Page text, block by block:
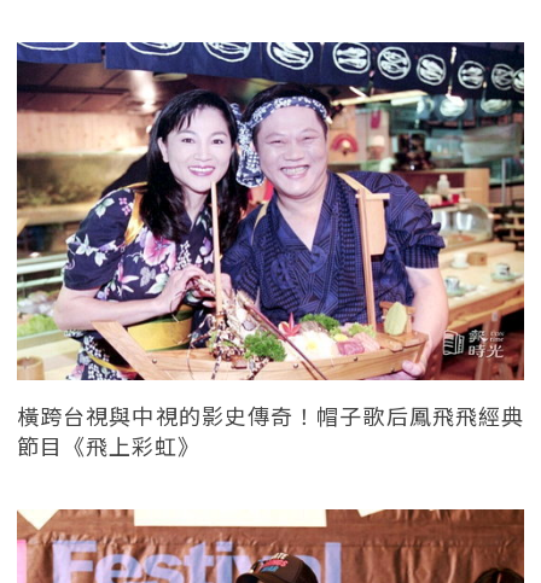
橫跨台視與中視的影史傳奇！帽子歌后鳳飛飛經典
節目《飛上彩虹》